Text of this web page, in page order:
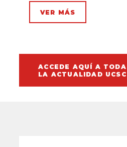
VER MÁS
ACCEDE AQUÍ A TODA
LA ACTUALIDAD UCSC